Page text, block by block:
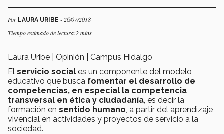
Por LAURA URIBE - 26/07/2018
Tiempo estimado de lectura:2 mins
Laura Uribe | Opinión | Campus Hidalgo
El servicio social es un componente del modelo
educativo que busca fomentar el desarrollo de
competencias, en especial la competencia
transversal en ética y ciudadanía , es decir la
formación en sentido humano , a partir del aprendizaje
vivencial en actividades y proyectos de servicio a la
sociedad.